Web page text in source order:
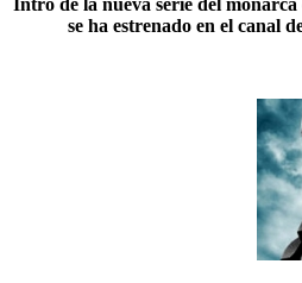
Intro de la nueva serie del
se ha estrenado en el canal